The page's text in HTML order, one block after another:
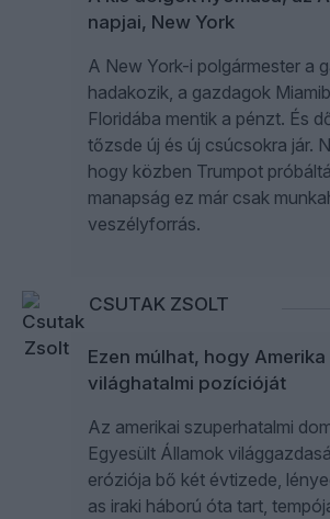
napjai, New York
A New York-i polgármester a
hadakozik, a gazdagok
Floridába mentik a pénzt. És
tőzsde új és új csúcsokra jár.
hogy közben Trumpot
manapság ez már csak
veszélyforrás.
CSUTAK ZSOLT
Ezen múlhat, hogy
világhatalmi pozícióját
Az amerikai szuperhatalmi
Egyesült Államok
eróziója bő két évtizede,
as iraki háború óta tart,